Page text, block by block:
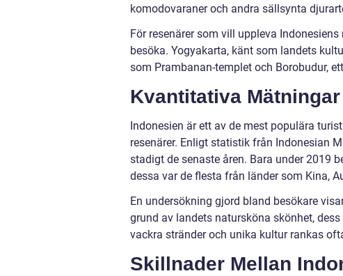
komodovaraner och andra sällsynta
För resenärer som vill uppleva
besöka. Yogyakarta, känt som landets
som Prambanan-templet och Borobudur,
Kvantitativa
Indonesien är ett av de mest populära
resenärer. Enligt statistik från Indonesian
stadigt de senaste åren. Bara under 2019
dessa var de flesta från länder som Kina,
En undersökning gjord bland besökare
grund av landets natursköna skönhet,
vackra stränder och unika kultur rankas
Skillnader Mellan